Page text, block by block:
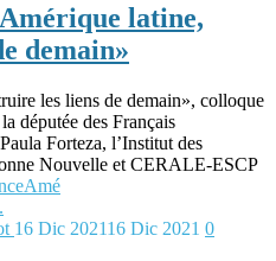
latine,
demain»
les liens de demain», colloque
députée des Français
Forteza, l’Institut des
Nouvelle et CERALE-ESCP
16 Dic 202116 Dic 2021 0